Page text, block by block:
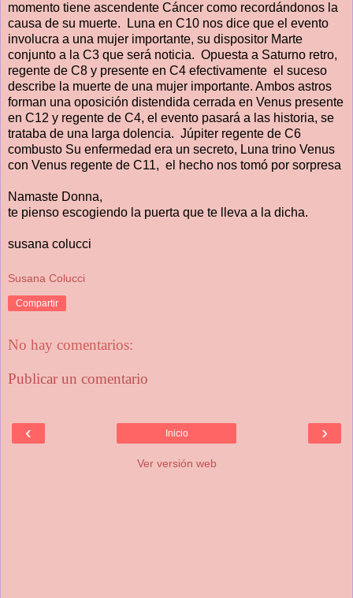
momento tiene ascendente Cáncer como recordándonos la
causa de su muerte. Luna en C10 nos dice que el evento
involucra a una mujer importante, su dispositor Marte
conjunto a la C3 que será noticia. Opuesta a Saturno retro,
regente de C8 y presente en C4 efectivamente el suceso
describe la muerte de una mujer importante. Ambos astros
forman una oposición distendida cerrada en Venus presente
en C12 y regente de C4, el evento pasará a las historia, se
trataba de una larga dolencia. Júpiter regente de C6
combusto Su enfermedad era un secreto, Luna trino Venus
con Venus regente de C11, el hecho nos tomó por sorpresa
Namaste Donna,
te pienso escogiendo la puerta que te lleva a la dicha.
susana colucci
Susana Colucci
Compartir
No hay comentarios:
Publicar un comentario
‹ ›
Inicio
Ver versión web